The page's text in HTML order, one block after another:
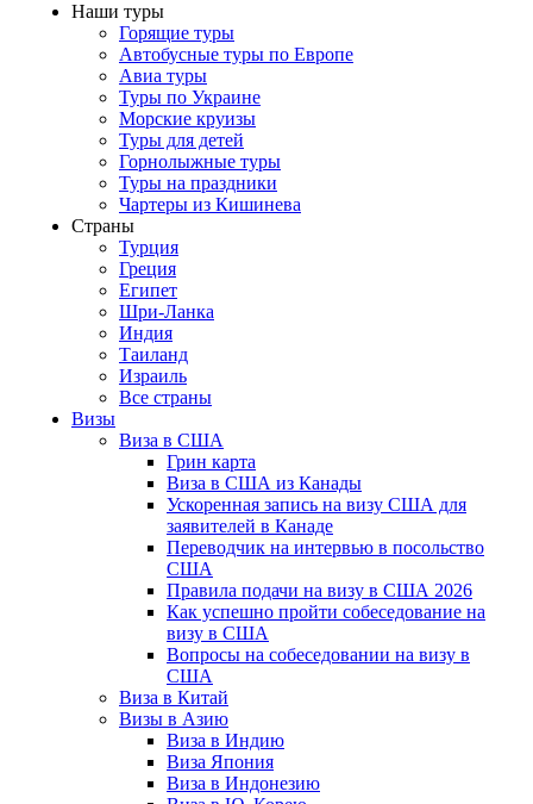
Наши туры
Горящие туры
Автобусные туры по Европе
Авиа туры
Туры по Украине
Морские круизы
Туры для детей
Горнолыжные туры
Туры на праздники
Чартеры из Кишинева
Страны
Турция
Греция
Египет
Шри-Ланка
Индия
Таиланд
Израиль
Все страны
Визы
Виза в США
Грин карта
Виза в США из Канады
Ускоренная запись на визу США для
заявителей в Канаде
Переводчик на интервью в посольство
США
Правила подачи на визу в США 2026
Как успешно пройти собеседование на
визу в США
Вопросы на собеседовании на визу в
США
Виза в Китай
Визы в Азию
Виза в Индию
Виза Япония
Виза в Индонезию